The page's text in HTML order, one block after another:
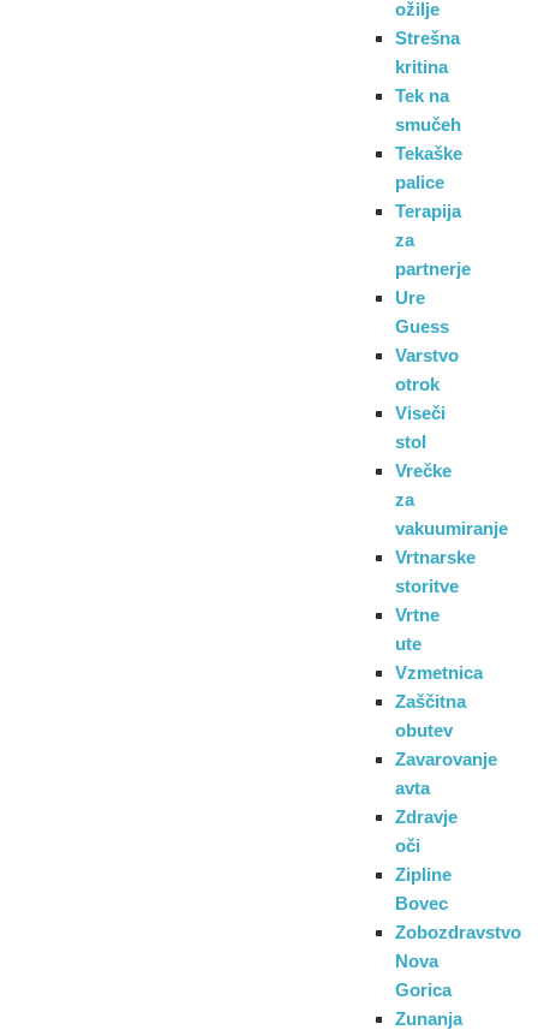
ožilje
Strešna
kritina
Tek na
smučeh
Tekaške
palice
Terapija
za
partnerje
Ure
Guess
Varstvo
otrok
Viseči
stol
Vrečke
za
vakuumiranje
Vrtnarske
storitve
Vrtne
ute
Vzmetnica
Zaščitna
obutev
Zavarovanje
avta
Zdravje
oči
Zipline
Bovec
Zobozdravstvo
Nova
Gorica
Zunanja